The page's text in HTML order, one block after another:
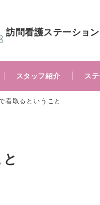
訪問看護ステーショ
スタッフ紹介 ス
看取るということ